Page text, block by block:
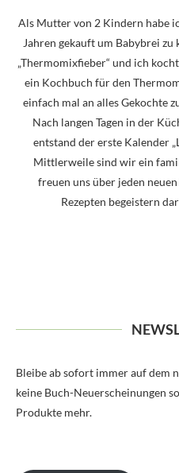
Als Mutter von 2 Kindern habe
Jahren gekauft um Babybrei zu
„Thermomixfieber“ und ich
ein Kochbuch für den
einfach mal an alles Gekochte
Nach langen Tagen in der
entstand der erste Kalender
Mittlerweile sind wir ein
freuen uns über jeden
Rezepten begeistern
Bleibe ab sofort immer auf dem
keine Buch-Neuerscheinungen
Produkte mehr.